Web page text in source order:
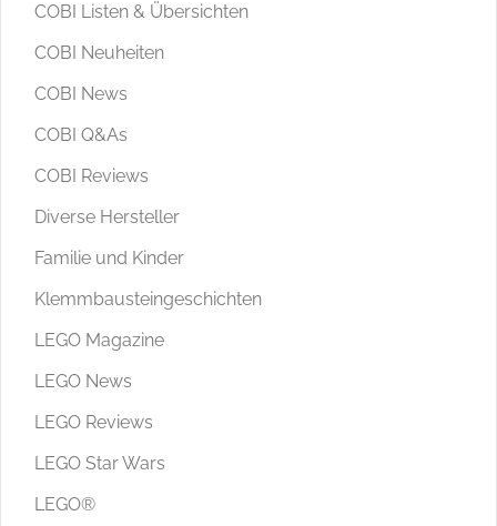
COBI Listen & Übersichten
COBI Neuheiten
COBI News
COBI Q&As
COBI Reviews
Diverse Hersteller
Familie und Kinder
Klemmbausteingeschichten
LEGO Magazine
LEGO News
LEGO Reviews
LEGO Star Wars
LEGO®